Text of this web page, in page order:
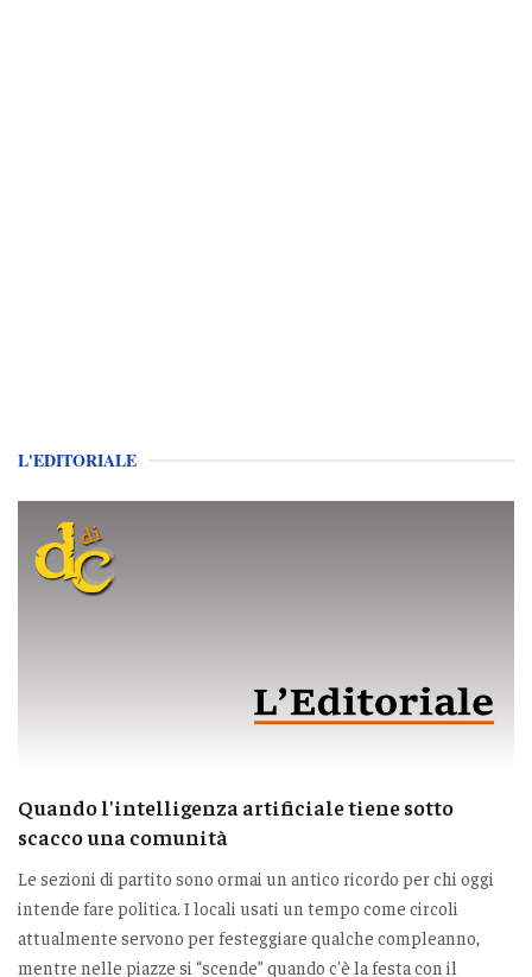
L'EDITORIALE
Quando l'intelligenza artificiale tiene sotto
scacco una comunità
Le sezioni di partito sono ormai un antico ricordo per chi oggi
intende fare politica. I locali usati un tempo come circoli
attualmente servono per festeggiare qualche compleanno,
mentre nelle piazze si “scende” quando c'è la festa con il